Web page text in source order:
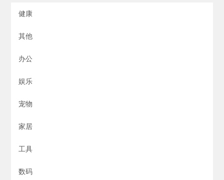
健康
其他
办公
娱乐
宠物
家居
工具
数码